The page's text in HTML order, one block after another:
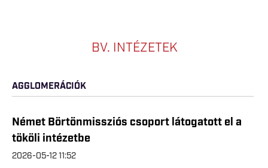
BV. INTÉZETEK
AGGLOMERÁCIÓK
Német Börtönmissziós csoport látogatott el a
tököli intézetbe
2026-05-12 11:52